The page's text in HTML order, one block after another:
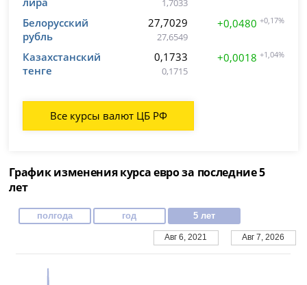
1,7033
Белорусский
рубль
27,7029
27,6549
+0,0480 +0,17%
Казахстанский
тенге
0,1733
0,1715
+0,0018 +1,04%
Все курсы валют ЦБ РФ
График изменения курса евро за последние 5
лет
полгода год 5 лет
Авг 6, 2021 Авг 7, 2026